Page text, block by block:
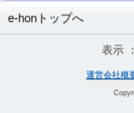
e-honトップへ
表示 ：
運営会社概